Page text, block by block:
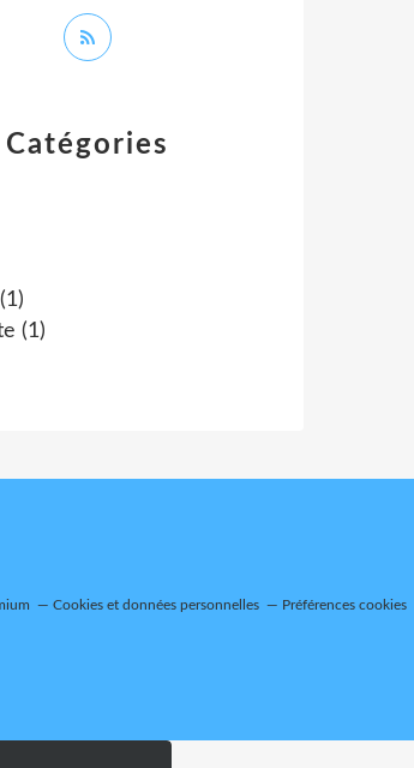
Catégories
(1)
(1)
Cookies et données personnelles Préférences cookies